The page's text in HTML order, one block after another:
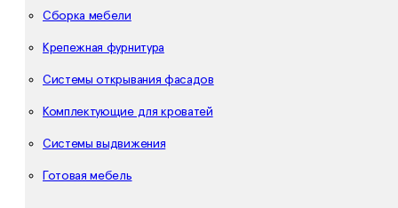
Сборка мебели
Крепежная фурнитура
Системы открывания фасадов
Комплектующие для кроватей
Системы выдвижения
Готовая мебель